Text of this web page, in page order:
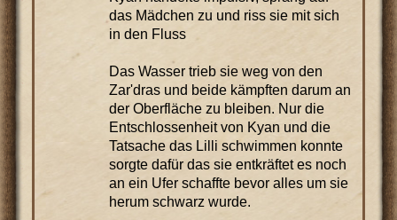
das Mädchen zu und riss sie mit sich
in den Fluss
Das Wasser trieb sie weg von den
Zar'dras und beide kämpften darum an
der Oberfläche zu bleiben. Nur die
Entschlossenheit von Kyan und die
Tatsache das Lilli schwimmen konnte
sorgte dafür das sie entkräftet es noch
an ein Ufer schaffte bevor alles um sie
herum schwarz wurde.